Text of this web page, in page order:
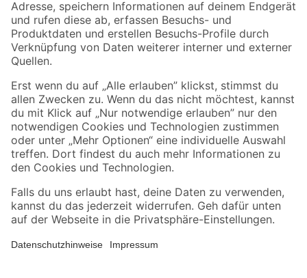
Zahlungsarten Versandarten
Sicher einkaufen
Jetzt die toom-App herunterladen
Alle Preisangaben in EUR inkl. gesetzl. MwSt.. Die dargestellten Angebote sind unter
Umständen nicht in allen Märkten verfügbar. Die angegebenen Verfügbarkeiten beziehen
Produkte nur solange der Vorrat reicht.
*Paketversand ab 59 € versandkostenfrei, gilt nicht für Artikel mit Speditionsversand, hier